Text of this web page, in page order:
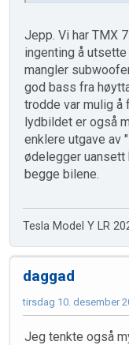
Jepp. Vi har TMX
ingenting å
mangler
god bass fra
trodde var mulig å
lydbildet er også
enklere utgave av
ødelegger uansett
begge bilene.
Tesla Model Y LR
daggad
tirsdag 10. desember
Jeg tenkte også